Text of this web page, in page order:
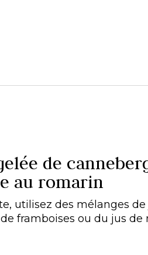
de
au romarin
utilisez des mélanges de
framboises ou du jus de